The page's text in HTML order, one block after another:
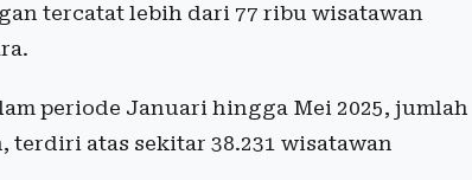
tercatat lebih dari 77 ribu wisatawan
periode Januari hingga Mei 2025, jumlah
atas sekitar 38.231 wisatawan